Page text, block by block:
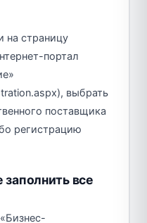
на страницу
портал
выбрать
поставщика
регистрацию
все